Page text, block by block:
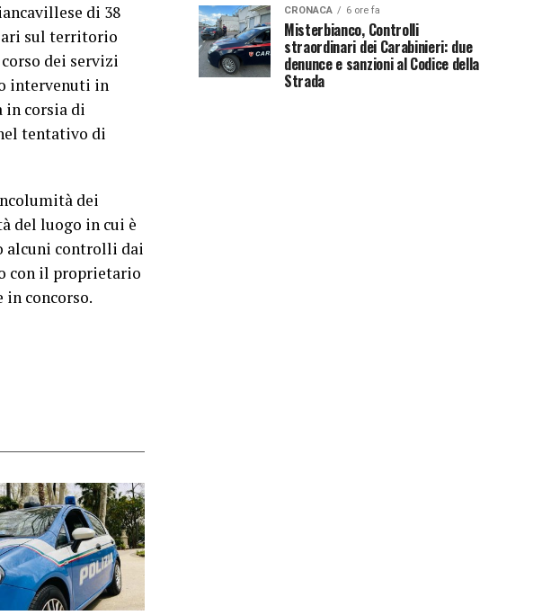
di 38
sul territorio
dei servizi
intervenuti in
in corsia di
tentativo di
dei
del luogo in cui è
alcuni controlli dai
con il proprietario
concorso.
CRONACA 6 ore fa
Misterbianco, Controlli
straordinari dei Carabinieri: due
denunce e sanzioni al Codice della
Strada